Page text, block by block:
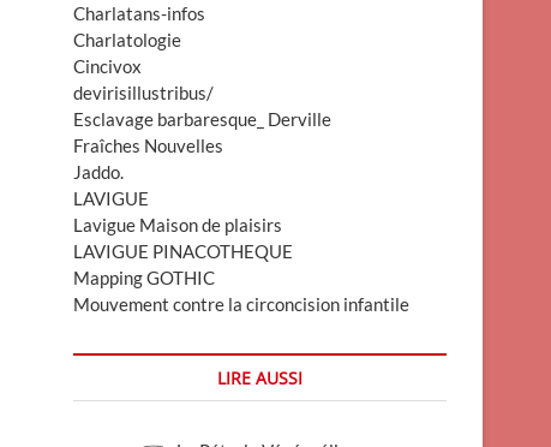
Charlatans-infos
Charlatologie
Cincivox
devirisillustribus/
Esclavage barbaresque_ Derville
Fraîches Nouvelles
Jaddo.
LAVIGUE
Lavigue Maison de plaisirs
LAVIGUE PINACOTHEQUE
Mapping GOTHIC
Mouvement contre la circoncision infantile
LIRE AUSSI